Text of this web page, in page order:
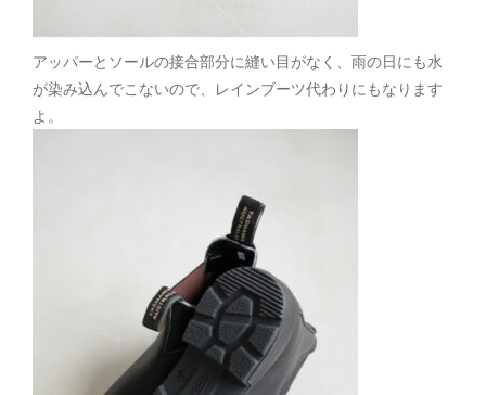
アッパーとソールの接合部分に縫い目がなく、雨の日にも水
が染み込んでこないので、レインブーツ代わりにもなります
よ。